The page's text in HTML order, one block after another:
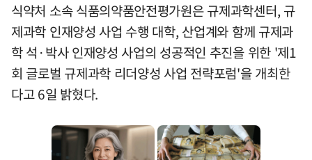
식약처 소속 식품의약품안전평가원은 규제과학센터, 규
제과학 인재양성 사업 수행 대학, 산업계와 함께 규제과
학 석·박사 인재양성 사업의 성공적인 추진을 위한 '제1
회 글로벌 규제과학 리더양성 사업 전략포럼'을 개최한
다고 6일 밝혔다.